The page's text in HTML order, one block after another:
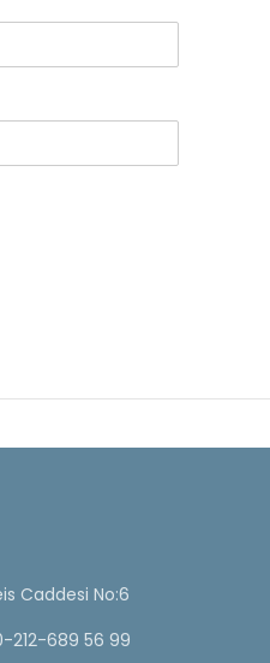
Caddesi No:6
212-689 56 99